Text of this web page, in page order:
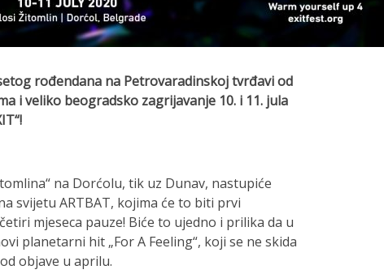
rođendana na Petrovaradinskoj tvrđavi od
i veliko beogradsko zagrijavanje 10. i 11. jula
na Dorćolu, tik uz Dunav, nastupiće
svijetu ARTBAT, kojima će to biti prvi
mjeseca pauze! Biće to ujedno i prilika da u
planetarni hit „For A Feeling“, koji se ne skida
objave u aprilu.